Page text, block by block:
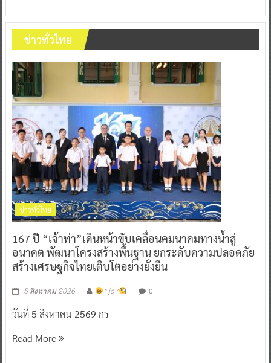
ข่าวทั่วไทย
ข่าวทั่วไทย
167 ปี “เจ้าท่า”เดินหน้าขับเคลื่อนคมนาคมทางน้ำสู่
อนาคต พัฒนาโครงสร้างพื้นฐาน ยกระดับความปลอดภัย
สร้างเศรษฐกิจไทยเติบโตอย่างยั่งยืน
5 สิงหาคม 2026 ^ jo ^ 0
วันที่ 5 สิงหาคม 2569 กร
Read More